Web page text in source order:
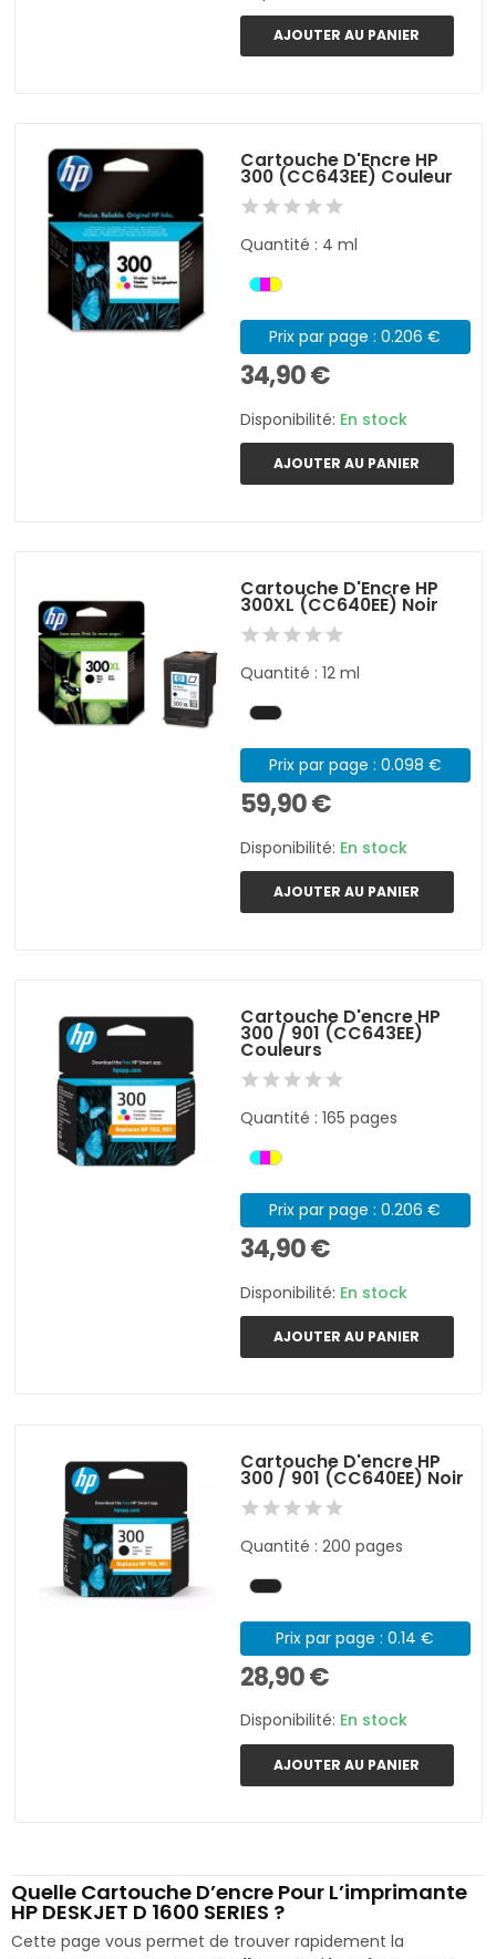
AJOUTER AU PANIER
Cartouche D'Encre HP
300 (CC643EE) Couleur
Quantité : 4 ml
Prix par page : 0.206 €
34,90 €
Disponibilité: En stock
AJOUTER AU PANIER
Cartouche D'Encre HP
300XL (CC640EE) Noir
Quantité : 12 ml
Prix par page : 0.098 €
59,90 €
Disponibilité: En stock
AJOUTER AU PANIER
Cartouche D'encre HP
300 / 901 (CC643EE)
Couleurs
Quantité : 165 pages
Prix par page : 0.206 €
34,90 €
Disponibilité: En stock
AJOUTER AU PANIER
Cartouche D'encre HP
300 / 901 (CC640EE) Noir
Quantité : 200 pages
Prix par page : 0.14 €
28,90 €
Disponibilité: En stock
AJOUTER AU PANIER
Quelle Cartouche D’encre Pour L’imprimante
HP DESKJET D 1600 SERIES ?
Cette page vous permet de trouver rapidement la